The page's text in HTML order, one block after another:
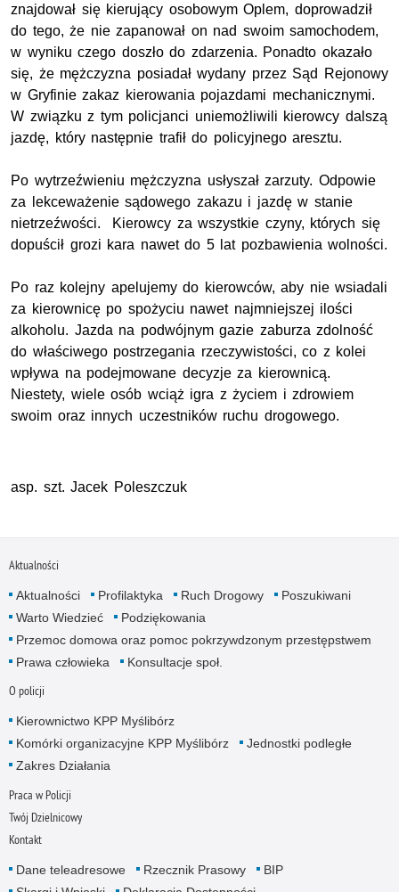
znajdował się kierujący osobowym Oplem, doprowadził
do tego, że nie zapanował on nad swoim samochodem,
w wyniku czego doszło do zdarzenia. Ponadto okazało
się, że mężczyzna posiadał wydany przez Sąd Rejonowy
w Gryfinie zakaz kierowania pojazdami mechanicznymi.
W związku z tym policjanci uniemożliwili kierowcy dalszą
jazdę, który następnie trafił do policyjnego aresztu.
Po wytrzeźwieniu mężczyzna usłyszał zarzuty. Odpowie
za lekceważenie sądowego zakazu i jazdę w stanie
nietrzeźwości. Kierowcy za wszystkie czyny, których się
dopuścił grozi kara nawet do 5 lat pozbawienia wolności.
Po raz kolejny apelujemy do kierowców, aby nie wsiadali
za kierownicę po spożyciu nawet najmniejszej ilości
alkoholu. Jazda na podwójnym gazie zaburza zdolność
do właściwego postrzegania rzeczywistości, co z kolei
wpływa na podejmowane decyzje za kierownicą.
Niestety, wiele osób wciąż igra z życiem i zdrowiem
swoim oraz innych uczestników ruchu drogowego.
asp. szt. Jacek Poleszczuk
Aktualności
Aktualności Profilaktyka Ruch Drogowy
Poszukiwani
Warto Wiedzieć
Podziękowania
Przemoc domowa oraz pomoc pokrzywdzonym przestępstwem
Prawa człowieka
Konsultacje społ.
O policji
Kierownictwo KPP Myślibórz
Komórki organizacyjne KPP Myślibórz
Jednostki podległe
Zakres Działania
Praca w Policji
Twój Dzielnicowy
Kontakt
Dane teleadresowe Rzecznik Prasowy
BIP